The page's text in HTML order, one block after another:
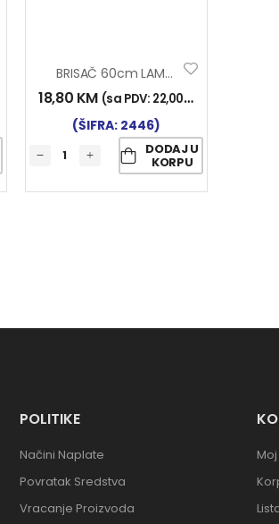
BRISAČ 60cm LAMPA SA PRSKALICOM
18,80 KM (sa PDV: 22,00KM
(ŠIFRA: 2446)
DODAJ U
KORPU
POLITIKE
Načini Naplate
Povratak Sredstva
Vracanje Proizvoda